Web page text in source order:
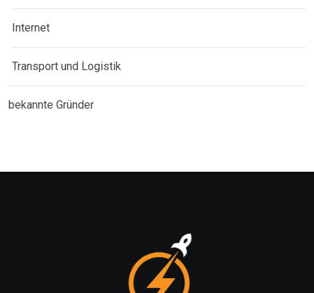
Internet
Transport und Logistik
bekannte Gründer